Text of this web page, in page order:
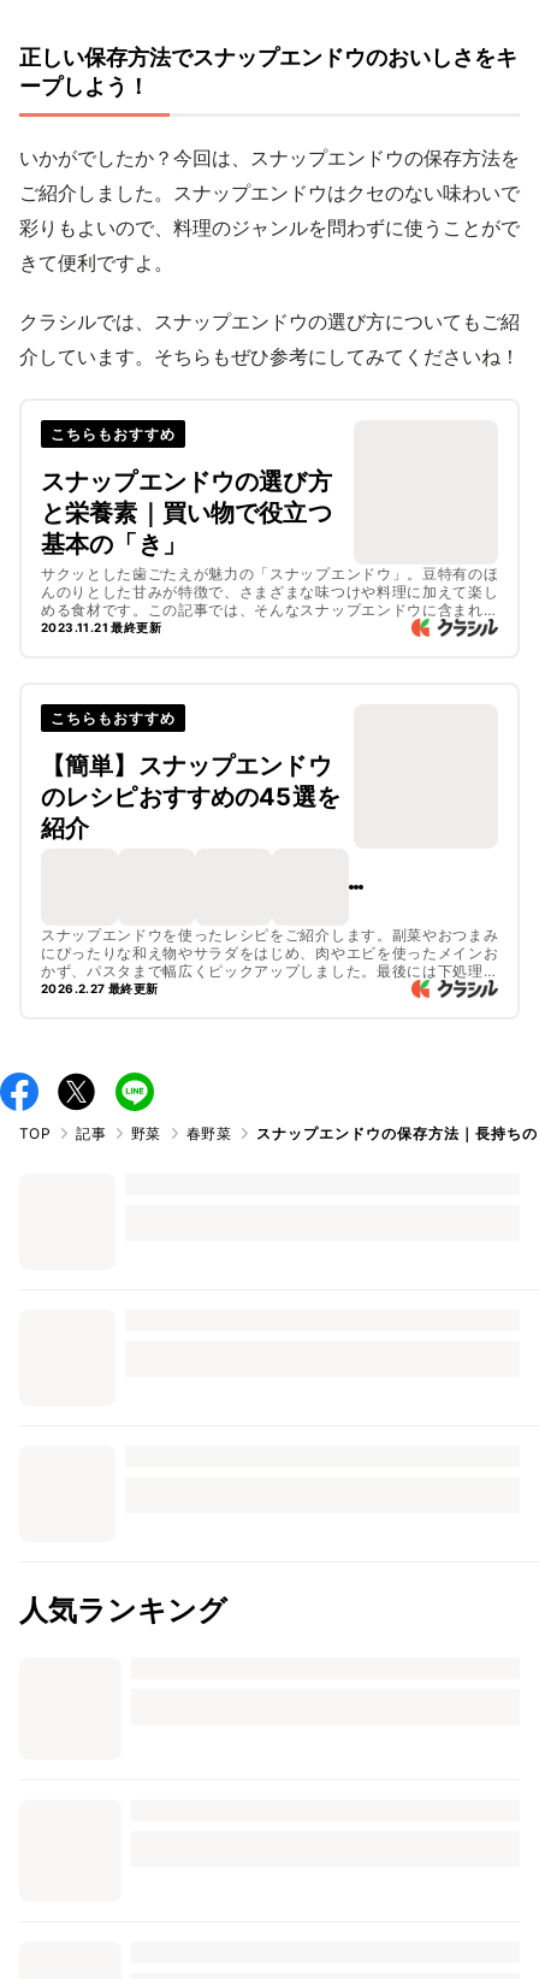
正しい保存方法でスナップエンドウのおいしさをキ
ープしよう！
いかがでしたか？今回は、スナップエンドウの保存方法を
ご紹介しました。スナップエンドウはクセのない味わいで
彩りもよいので、料理のジャンルを問わずに使うことがで
きて便利ですよ。
クラシルでは、スナップエンドウの選び方についてもご紹
介しています。そちらもぜひ参考にしてみてくださいね！
こちらもおすすめ
スナップエンドウの選び方
と栄養素｜買い物で役立つ
基本の「き」
サクッとした歯ごたえが魅力の「スナップエンドウ」。豆特有のほ
んのりとした甘みが特徴で、さまざまな味つけや料理に加えて楽し
める食材です。この記事では、そんなスナップエンドウに含まれて
いる栄養素やおいしいスナップエンドウの選び方についてご紹介し
2023.11.21 最終更新
こちらもおすすめ
【簡単】スナップエンドウ
のレシピおすすめの45選を
紹介
スナップエンドウを使ったレシピをご紹介します。副菜やおつまみ
にぴったりな和え物やサラダをはじめ、肉やエビを使ったメインお
かず、パスタまで幅広くピックアップしました。最後には下処理の
方法もありますよ。ぜひチェックしてくださいね。
2026.2.27 最終更新
TOP 記事 野菜 春野菜 スナップエンドウの保存方法｜長持ち
人気ランキング